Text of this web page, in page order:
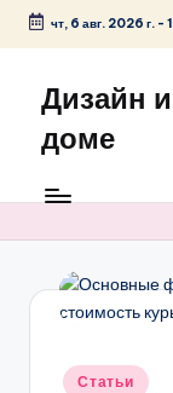
Перейти
содержимому
чт, 6 авг. 2026 г.-
Дизайн
доме
Опубликовано
Статьи